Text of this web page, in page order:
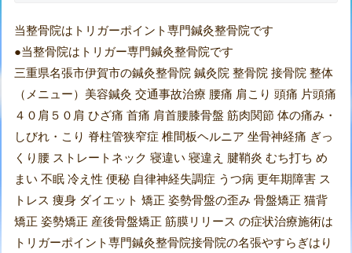
当整骨院はトリガーポイント専門鍼灸整骨院です
●当整骨院はトリガー専門鍼灸整骨院です
三重県名張市伊賀市の鍼灸整骨院 鍼灸院 整骨院 接骨院 整体
（メニュー）美容鍼灸 交通事故治療 腰痛 肩こり 頭痛 片頭痛
４０肩５０肩 ひざ痛 首痛 肩首腰膝骨盤 筋肉関節 体の痛み・
しびれ・こり 脊柱管狭窄症 椎間板ヘルニア 坐骨神経痛 ぎっ
くり腰 ストレートネック 寝違い 寝違え 腱鞘炎 むち打ち め
まい 不眠 冷え性 便秘 自律神経失調症 うつ病 更年期障害 ス
トレス 痩身 ダイエット 矯正 姿勢骨盤の歪み 骨盤矯正 猫背
矯正 姿勢矯正 産後骨盤矯正 筋膜リリース の症状治療施術は
トリガーポイント専門鍼灸整骨院接骨院の名張やすらぎはり